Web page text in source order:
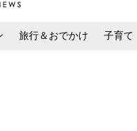
旅行＆おでかけ 子育て